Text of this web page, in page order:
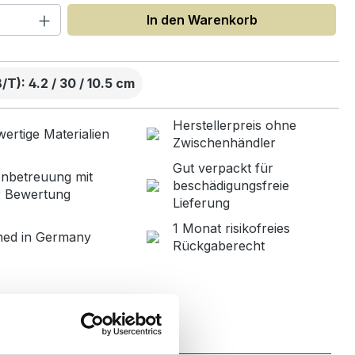
Anzahl: Gib den gewünschten Wert
In den Warenkorb
T): 4.2 / 30 / 10.5 cm
Materialien
Herstellerpreis ohne
Zwischenhändler
mit
Bewertung
Gut verpackt für
beschädigungsfreie
Lieferung
in Germany
1 Monat risikofreies
Rückgaberecht